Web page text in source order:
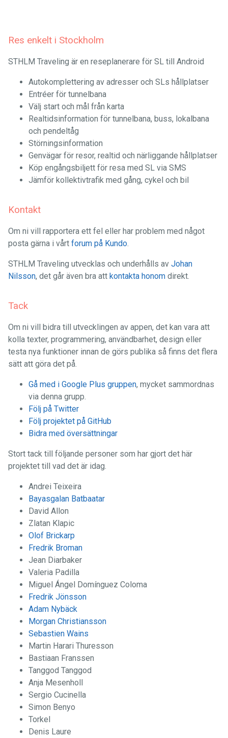
Res enkelt i Stockholm
STHLM Traveling är en reseplanerare för SL till Android
Autokomplettering av adresser och SLs hållplatser
Entréer för tunnelbana
Välj start och mål från karta
Realtidsinformation för tunnelbana, buss, lokalbana
och pendeltåg
Störningsinformation
Genvägar för resor, realtid och närliggande hållplatser
Köp engångsbiljett för resa med SL via SMS
Jämför kollektivtrafik med gång, cykel och bil
Kontakt
Om ni vill rapportera ett fel eller har problem med något
posta gärna i vårt forum på Kundo.
STHLM Traveling utvecklas och underhålls av Johan
Nilsson, det går även bra att kontakta honom direkt.
Tack
Om ni vill bidra till utvecklingen av appen, det kan vara att
kolla texter, programmering, användbarhet, design eller
testa nya funktioner innan de görs publika så finns det flera
sätt att göra det på.
Gå med i Google Plus gruppen, mycket sammordnas
via denna grupp.
Följ på Twitter
Följ projektet på GitHub
Bidra med översättningar
Stort tack till följande personer som har gjort det här
projektet till vad det är idag.
Andrei Teixeira
Bayasgalan Batbaatar
David Allon
Zlatan Klapic
Olof Brickarp
Fredrik Broman
Jean Diarbaker
Valeria Padilla
Miguel Ángel Domínguez Coloma
Fredrik Jönsson
Adam Nybäck
Morgan Christiansson
Sebastien Wains
Martin Harari Thuresson
Bastiaan Franssen
Tanggod Tanggod
Anja Mesenholl
Sergio Cucinella
Simon Benyo
Torkel
Denis Laure